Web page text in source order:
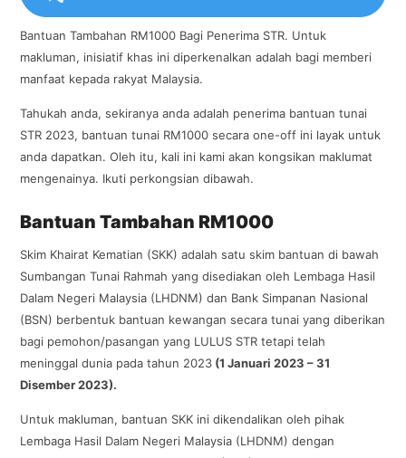
Bantuan Tambahan RM1000 Bagi Penerima STR. Untuk
makluman, inisiatif khas ini diperkenalkan adalah bagi memberi
manfaat kepada rakyat Malaysia.
Tahukah anda, sekiranya anda adalah penerima bantuan tunai
STR 2023, bantuan tunai RM1000 secara one-off ini layak untuk
anda dapatkan. Oleh itu, kali ini kami akan kongsikan maklumat
mengenainya. Ikuti perkongsian dibawah.
Bantuan Tambahan RM1000
Skim Khairat Kematian (SKK) adalah satu skim bantuan di bawah
Sumbangan Tunai Rahmah yang disediakan oleh Lembaga Hasil
Dalam Negeri Malaysia (LHDNM) dan Bank Simpanan Nasional
(BSN) berbentuk bantuan kewangan secara tunai yang diberikan
bagi pemohon/pasangan yang LULUS STR tetapi telah
meninggal dunia pada tahun 2023 (1 Januari 2023 – 31
Disember 2023).
Untuk makluman, bantuan SKK ini dikendalikan oleh pihak
Lembaga Hasil Dalam Negeri Malaysia (LHDNM) dengan